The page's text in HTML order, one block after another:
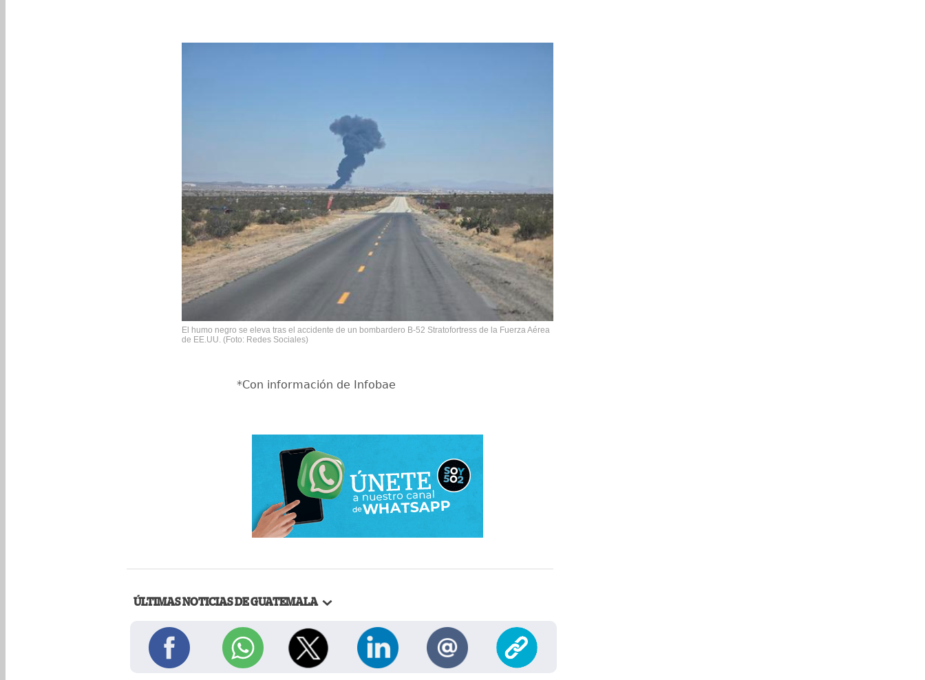
El humo negro se eleva tras el accidente de un bombardero B-52 Stratofortress de la Fuerza Aérea
de EE.UU. (Foto: Redes Sociales)
*Con información de Infobae
ÚLTIMAS NOTICIAS DE GUATEMALA